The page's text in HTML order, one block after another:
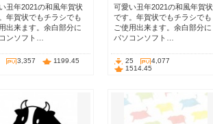
丑年2021の和風年賀状
年賀状でもチラシでも
出来ます。余白部分に
ンソフト…
3,357 1199.45
可愛い丑年2021の和風年賀状
です。年賀状でもチラシでも
ご使用出来ます。余白部分に
パソコンソフト…
25
4,077
1514.45